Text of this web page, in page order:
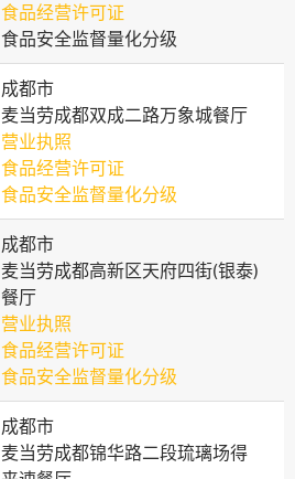
食品经营许可证
食品安全监督量化分级
成都市
麦当劳成都双成二路万象城餐厅
营业执照
食品经营许可证
食品安全监督量化分级
成都市
麦当劳成都高新区天府四街(银泰)
餐厅
营业执照
食品经营许可证
食品安全监督量化分级
成都市
麦当劳成都锦华路二段琉璃场得